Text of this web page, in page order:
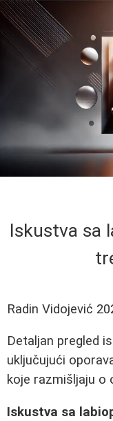
Iskustva sa
Radin Vidojević
Detaljan pregled
uključujući
koje razmišljaju o
Iskustva sa